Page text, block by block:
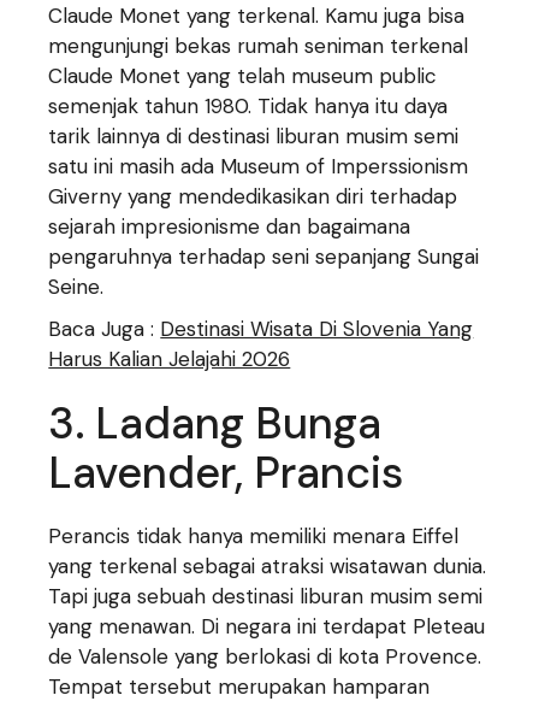
Claude Monet yang terkenal. Kamu juga bisa
mengunjungi bekas rumah seniman terkenal
Claude Monet yang telah museum public
semenjak tahun 1980. Tidak hanya itu daya
tarik lainnya di destinasi liburan musim semi
satu ini masih ada Museum of Imperssionism
Giverny yang mendedikasikan diri terhadap
sejarah impresionisme dan bagaimana
pengaruhnya terhadap seni sepanjang Sungai
Seine.
Baca Juga : Destinasi Wisata Di Slovenia Yang
Harus Kalian Jelajahi 2026
3. Ladang Bunga
Lavender, Prancis
Perancis tidak hanya memiliki menara Eiffel
yang terkenal sebagai atraksi wisatawan dunia.
Tapi juga sebuah destinasi liburan musim semi
yang menawan. Di negara ini terdapat Pleteau
de Valensole yang berlokasi di kota Provence.
Tempat tersebut merupakan hamparan